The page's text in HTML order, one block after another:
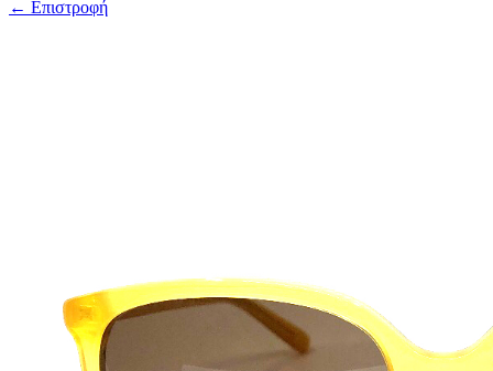
← Επιστροφή